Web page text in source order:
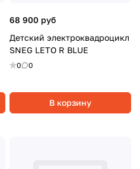
68 900 руб
Детский электроквадроцикл
SNEG LETO R BLUE
0 0
В корзину